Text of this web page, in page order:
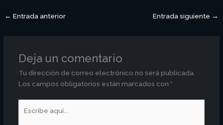
← Entrada anterior Entrada siguiente →
Deja un comentario
Tu dirección de correo electrónico no será publicada.
Los campos obligatorios están marcados con *
aquí...